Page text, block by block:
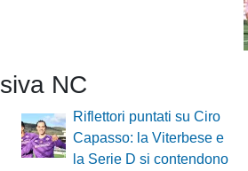
NC
Riflettori puntati su Ciro
Capasso: la Viterbese e
la Serie D si contendono